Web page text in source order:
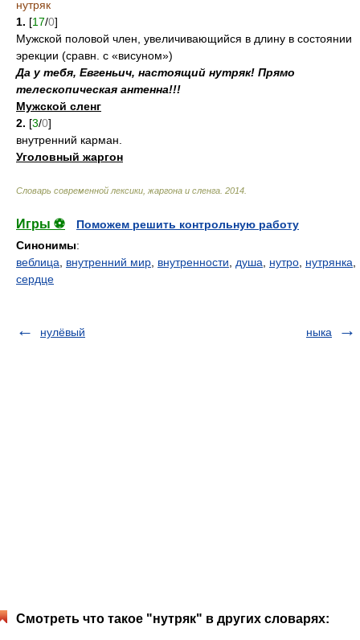
нутряк
1. [17/0]
Мужской половой член, увеличивающийся в длину в состоянии
эрекции (сравн. с «висуном»)
Да у тебя, Евгеньич, настоящий нутряк! Прямо
телескопическая антенна!!!
Мужской сленг
2. [3/0]
внутренний карман.
Уголовный жаргон
Cловарь современной лексики, жаргона и сленга 2014
Игры ⚽
Поможем решить контрольную работу
Синонимы:
веблица
внутренний мир внутренности душа нутро нутрянка
сердце
нулёвый ныка
Смотреть что такое "нутряк" в других словарях: